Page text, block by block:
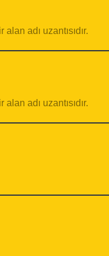
adı uzantısıdır.
adı uzantısıdır.